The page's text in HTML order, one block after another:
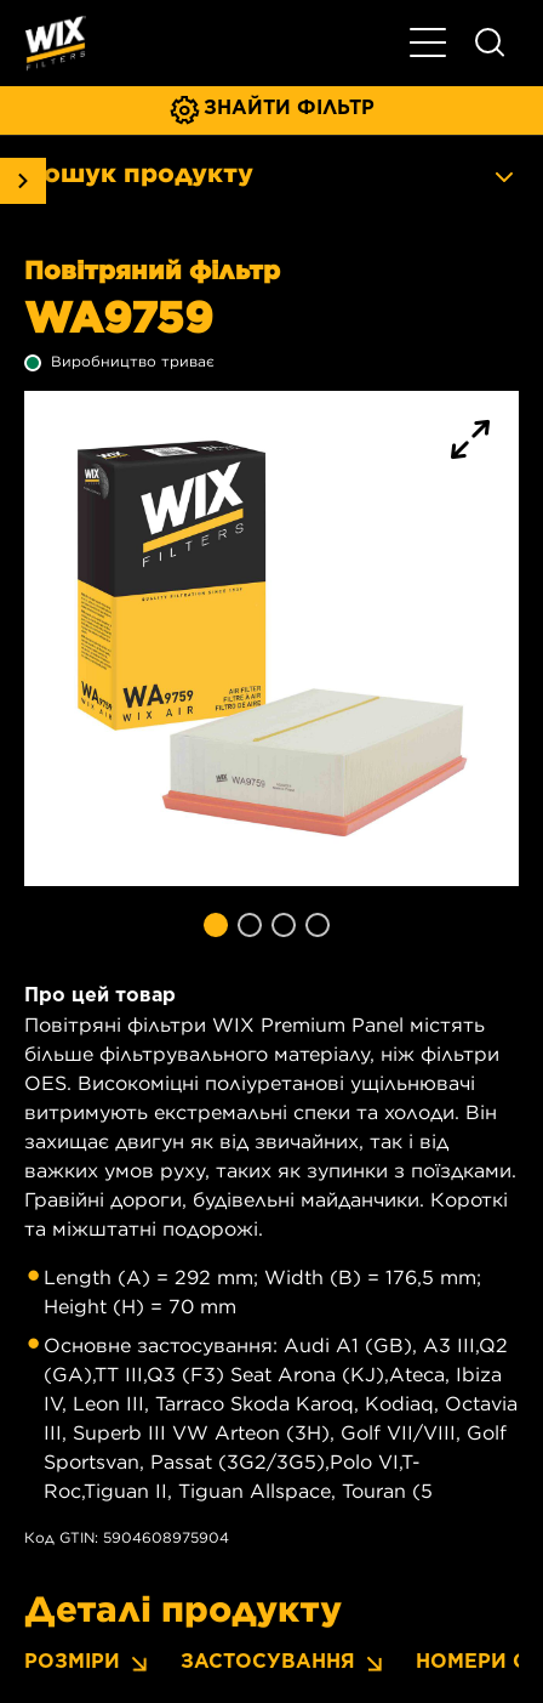
Увімкнути/
ЗНАЙТИ ФІЛЬТР
Пошук продукту
Повітряний фільтр
WA9759
Виробництво триває
Про цей товар
Повітряні фільтри WIX Premium Panel містять
більше фільтрувального матеріалу, ніж фільтри
OES. Високоміцні поліуретанові ущільнювачі
витримують екстремальні спеки та холоди. Він
захищає двигун як від звичайних, так і від
важких умов руху, таких як зупинки з поїздками.
Гравійні дороги, будівельні майданчики. Короткі
та міжштатні подорожі.
Length (A) = 292 mm; Width (B) = 176,5 mm;
Height (H) = 70 mm
Основне застосування: Audi A1 (GB), A3 III,Q2
(GA),TT III,Q3 (F3) Seat Arona (KJ),Ateca, Ibiza
IV, Leon III, Tarraco Skoda Karoq, Kodiaq, Octavia
III, Superb III VW Arteon (3H), Golf VII/VIII, Golf
Sportsvan, Passat (3G2/3G5),Polo VI,T-
Roc,Tiguan II, Tiguan Allspace, Touran (5
Код GTIN: 5904608975904
Деталі продукту
РОЗМІРИ ЗАСТОСУВАННЯ НОМЕРИ OE